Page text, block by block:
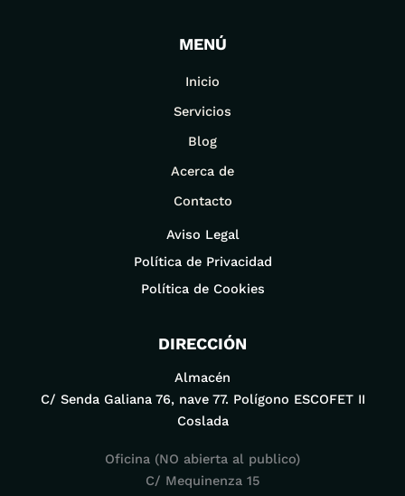
MENÚ
Inicio
Servicios
Blog
Acerca de
Contacto
Aviso Legal
Política de Privacidad
Política de Cookies
DIRECCIÓN
Almacén
C/ Senda Galiana 76, nave 77. Polígono ESCOFET II
Coslada
Oficina (NO abierta al publico)
C/ Mequinenza 15